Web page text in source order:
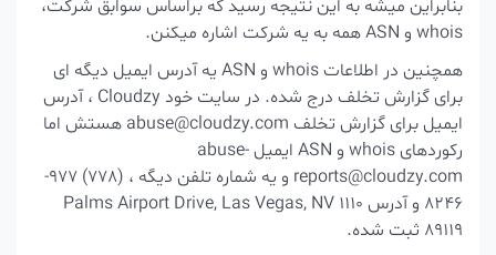
بنابراین میشه به این نتیجه رسید که براساس سوابق شرکت،
whois و ASN همه به یه شرکت اشاره میکنن.
همچنین در اطلاعات whois و ASN یه آدرس ایمیل دیگه ای
برای گزارش تخلف درج شده. در سایت خود Cloudzy ، آدرس
ایمیل برای گزارش تخلف abuse@cloudzy.com هستش اما
رکوردهای whois و ASN ایمیل abuse-
8246 و آدرس 1110 Palms Airport Drive, Las Vegas, NV
89119 ثبت شده.